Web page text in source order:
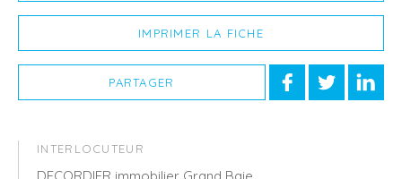
IMPRIMER LA FICHE
PARTAGER
INTERLOCUTEUR